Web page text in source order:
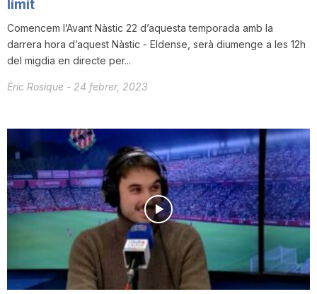
límit
Comencem l’Avant Nàstic 22 d’aquesta temporada amb la
darrera hora d’aquest Nàstic - Eldense, serà diumenge a les 12h
del migdia en directe per...
Èric Rosique - 24 febrer, 2023